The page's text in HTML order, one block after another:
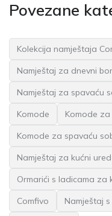
Povezane
Kolekcija namještaja
Namještaj za dnevni
Namještaj za spavaću
Komode
Komode
Komode za spavaću
Namještaj za kućni ured
Ormarići s ladicama za
Comfivo
Namještaj